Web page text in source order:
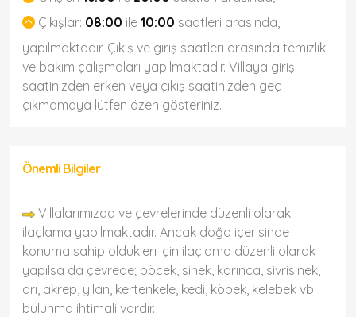
Çıkışlar: 08:00 ile 10:00 saatleri arasında,
yapılmaktadır. Çıkış ve giriş saatleri arasında temizlik
ve bakım çalışmaları yapılmaktadır. Villaya giriş
saatinizden erken veya çıkış saatinizden geç
çıkmamaya lütfen özen gösteriniz.
Önemli Bilgiler
Villalarımızda ve çevrelerinde düzenli olarak
ilaçlama yapılmaktadır. Ancak doğa içerisinde
konuma sahip olduklerı için ilaçlama düzenli olarak
yapılsa da çevrede; böcek, sinek, karınca, sivrisinek,
arı, akrep, yılan, kertenkele, kedi, köpek, kelebek vb
bulunma ihtimali vardır.